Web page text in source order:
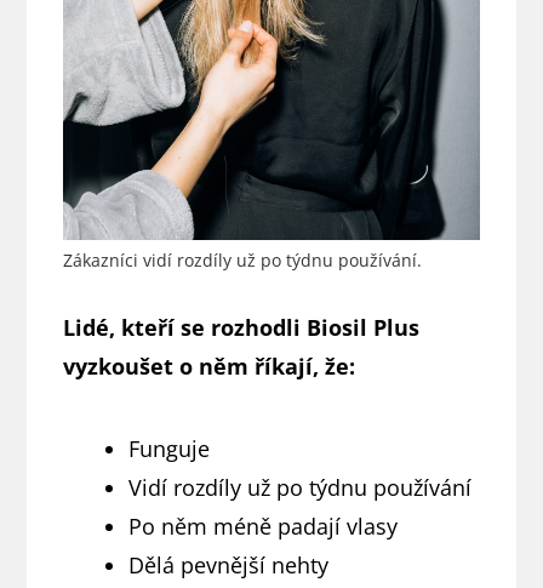
Zákazníci vidí rozdíly už po týdnu používání.
Lidé, kteří se rozhodli Biosil Plus
vyzkoušet o něm říkají, že:
Funguje
Vidí rozdíly už po týdnu používání
Po něm méně padají vlasy
Dělá pevnější nehty